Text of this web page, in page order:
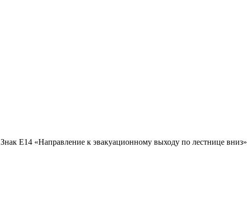
Знак E14 «Направление к эвакуационному выходу по лестнице вниз»